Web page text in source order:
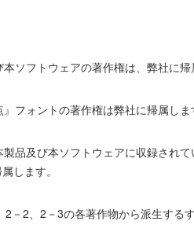
ソフトウェアの著作権は、弊社に帰
フォントの著作権は弊社に帰属しま
品及び本ソフトウェアに収録され
します。
－2、2－3の各著作物から派生する